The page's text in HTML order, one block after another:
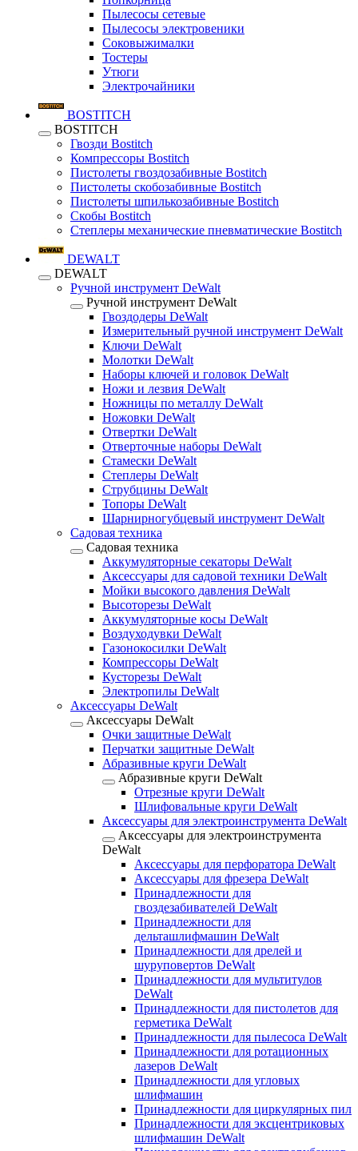
Пылесосы сетевые
Пылесосы электровеники
Соковыжималки
Тостеры
Утюги
Электрочайники
BOSTITCH
BOSTITCH
Гвозди Bostitch
Компрессоры Bostitch
Пистолеты гвоздозабивные Bostitch
Пистолеты скобозабивные Bostitch
Пистолеты шпилькозабивные Bostitch
Скобы Bostitch
Степлеры механические пневматические Bostitch
DEWALT
DEWALT
Ручной инструмент DeWalt
Ручной инструмент DeWalt
Гвоздодеры DeWalt
Измерительный ручной инструмент DeWalt
Ключи DeWalt
Молотки DeWalt
Наборы ключей и головок DeWalt
Ножи и лезвия DeWalt
Ножницы по металлу DeWalt
Ножовки DeWalt
Отвертки DeWalt
Отверточные наборы DeWalt
Стамески DeWalt
Степлеры DeWalt
Струбцины DeWalt
Топоры DeWalt
Шарнирногубцевый инструмент DeWalt
Садовая техника
Садовая техника
Аккумуляторные секаторы DeWalt
Аксессуары для садовой техники DeWalt
Мойки высокого давления DeWalt
Высоторезы DeWalt
Аккумуляторные косы DeWalt
Воздуходувки DeWalt
Газонокосилки DeWalt
Компрессоры DeWalt
Кусторезы DeWalt
Электропилы DeWalt
Аксессуары DeWalt
Аксессуары DeWalt
Очки защитные DeWalt
Перчатки защитные DeWalt
Абразивные круги DeWalt
Абразивные круги DeWalt
Отрезные круги DeWalt
Шлифовальные круги DeWalt
Аксессуары для электроинструмента DeWalt
Аксессуары для электроинструмента
DeWalt
Аксессуары для перфоратора DeWalt
Аксессуары для фрезера DeWalt
Принадлежности для
гвоздезабивателей DeWalt
Принадлежности для
дельташлифмашин DeWalt
Принадлежности для дрелей и
шуруповертов DeWalt
Принадлежности для мультитулов
DeWalt
Принадлежности для пистолетов для
герметика DeWalt
Принадлежности для пылесоса DeWalt
Принадлежности для ротационных
лазеров DeWalt
Принадлежности для угловых
шлифмашин
Принадлежности для циркулярных пил
Принадлежности для эксцентриковых
шлифмашин DeWalt